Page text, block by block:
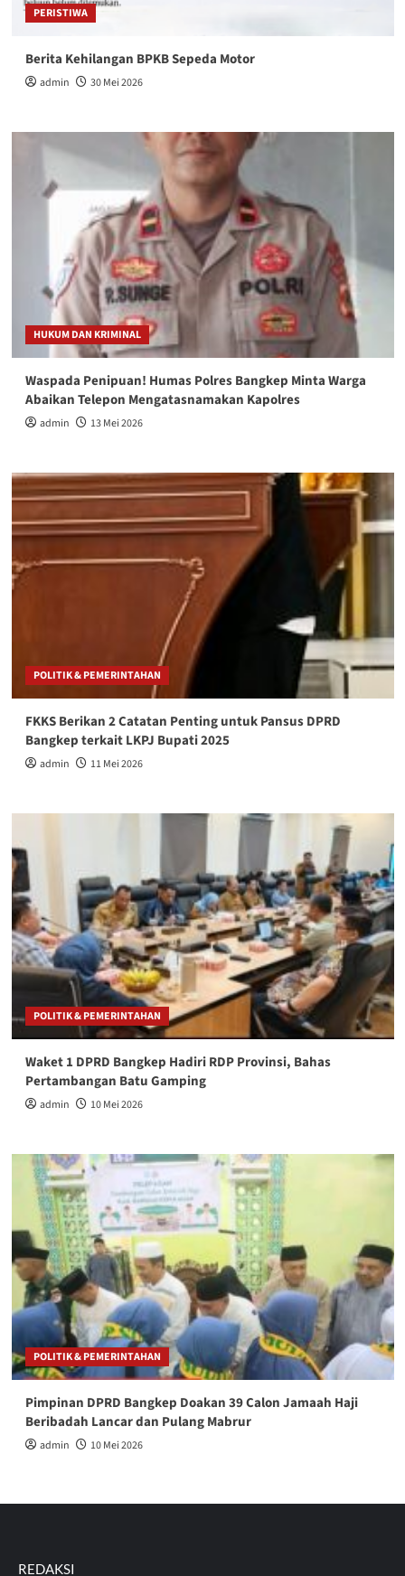
PERISTIWA
Berita Kehilangan BPKB Sepeda Motor
admin 30 Mei 2026
HUKUM DAN KRIMINAL
Waspada Penipuan! Humas Polres Bangkep Minta Warga
Abaikan Telepon Mengatasnamakan Kapolres
admin 13 Mei 2026
POLITIK & PEMERINTAHAN
FKKS Berikan 2 Catatan Penting untuk Pansus DPRD
Bangkep terkait LKPJ Bupati 2025
admin 11 Mei 2026
POLITIK & PEMERINTAHAN
Waket 1 DPRD Bangkep Hadiri RDP Provinsi, Bahas
Pertambangan Batu Gamping
admin 10 Mei 2026
POLITIK & PEMERINTAHAN
Pimpinan DPRD Bangkep Doakan 39 Calon Jamaah Haji
Beribadah Lancar dan Pulang Mabrur
admin 10 Mei 2026
REDAKSI